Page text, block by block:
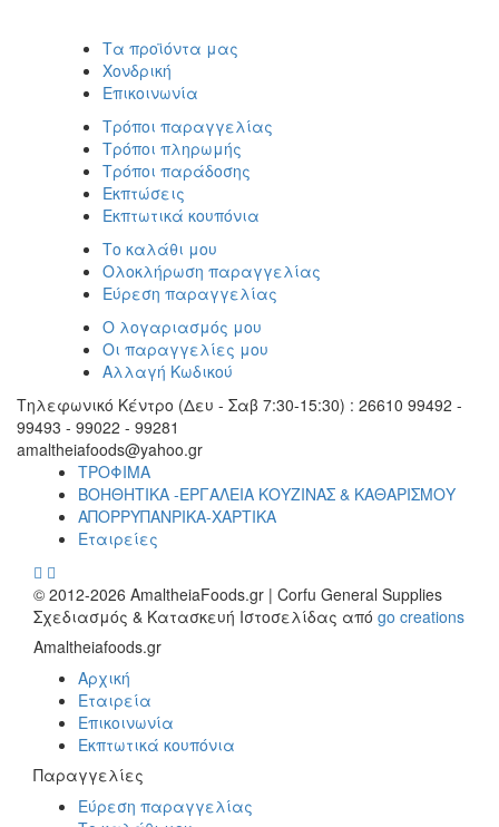
Τα προϊόντα μας
Χονδρική
Επικοινωνία
Τρόποι παραγγελίας
Τρόποι πληρωμής
Τρόποι παράδοσης
Εκπτώσεις
Εκπτωτικά κουπόνια
Το καλάθι μου
Ολοκλήρωση παραγγελίας
Εύρεση παραγγελίας
Ο λογαριασμός μου
Οι παραγγελίες μου
Αλλαγή Κωδικού
Τηλεφωνικό Κέντρο (Δευ - Σαβ 7:30-15:30) : 26610 99492 -
99493 - 99022 - 99281
amaltheiafoods@yahoo.gr
ΤΡΟΦΙΜΑ
ΒΟΗΘΗΤΙΚΑ -ΕΡΓΑΛΕΙΑ ΚΟΥΖΙΝΑΣ & ΚΑΘΑΡΙΣΜΟΥ
ΑΠΟΡΡΥΠΑΝΡΙΚΑ-ΧΑΡΤΙΚΑ
Εταιρείες
© 2012-2026 AmaltheiaFoods.gr | Corfu General Supplies
Σχεδιασμός & Κατασκευή Ιστοσελίδας από go creations
Amaltheiafoods.gr
Αρχική
Εταιρεία
Επικοινωνία
Εκπτωτικά κουπόνια
Παραγγελίες
Εύρεση παραγγελίας